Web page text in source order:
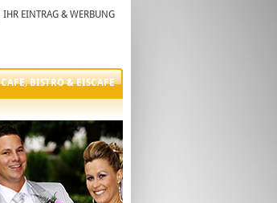
IHR EINTRAG & WERBUNG
CAFE, BISTRO & EISCAFE